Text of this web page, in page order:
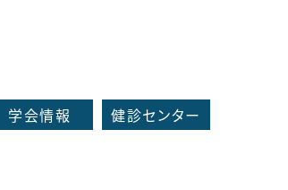
学会情報 健診センター